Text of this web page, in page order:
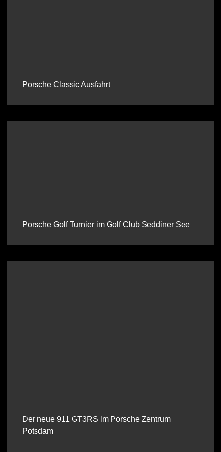
Porsche Classic Ausfahrt
Porsche Golf Turnier im Golf Club Seddiner See
Der neue 911 GT3RS im Porsche Zentrum
Potsdam